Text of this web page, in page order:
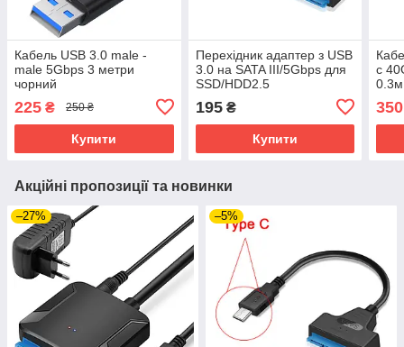
Кабель USB 3.0 male -
male 5Gbps 3 метри
чорний
225 ₴ 250 ₴
Купити
Перехідник адаптер з USB
3.0 на SATA III/5Gbps для
SSD/HDD2.5
195₴
Купити
c
0.3м
350
Акційні пропозиції та новинки
–27% –5%